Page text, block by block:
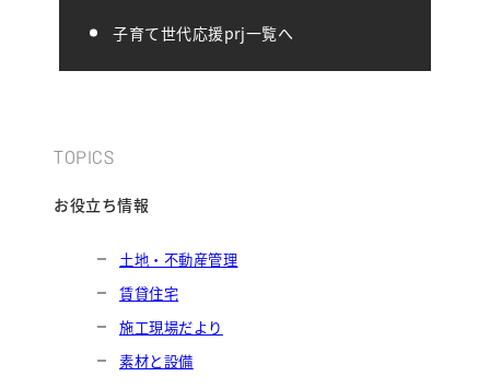
子育て世代応援prj一覧へ
TOPICS
お役立ち情報
土地・不動産管理
賃貸住宅
施工現場だより
素材と設備